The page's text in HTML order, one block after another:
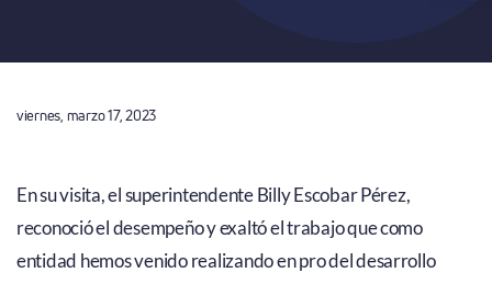
viernes, marzo 17, 2023
En su visita, el superintendente Billy Escobar Pérez,
reconoció el desempeño y exaltó el trabajo que como
entidad hemos venido realizando en pro del desarrollo